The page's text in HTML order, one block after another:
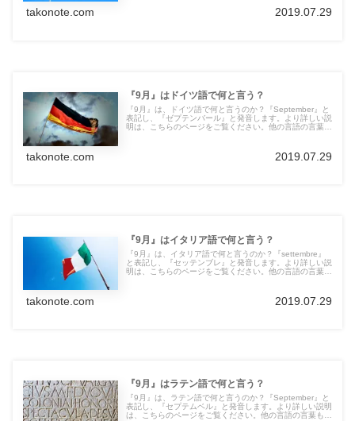
takonote.com 2019.07.29
『9月』はドイツ語で何と言う？
『9月』は、ドイツ語で何と言うのか？『September』と
表記し、『ゼプテンバール』と発音します。より詳しい説
明は、こちらのページをご覧ください。他の言語の言葉も
takonote.com 2019.07.29
『9月』はイタリア語で何と言う？
『9月』は、イタリア語で何と言うのか？『settembre』
と表記し、『セッテンブレ』と発音します。より詳しい説
明は、こちらのページをご覧ください。他の言語の言葉も
takonote.com 2019.07.29
『9月』はラテン語で何と言う？
『9月』は、ラテン語で何と言うのか？『September』と
表記し、『セプテムベル』と発音します。より詳しい説明
は、こちらのページをご覧ください。他の言語の言葉も紹